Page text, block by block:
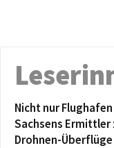
Nicht nur
Sachsens Ermittler
Drohnen-